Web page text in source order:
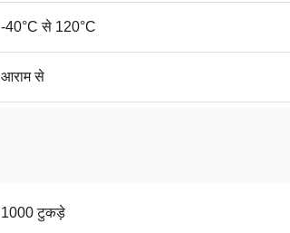
-40°C से 120°C
आराम से
1000 टुकड़े